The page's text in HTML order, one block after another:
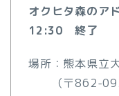
オクヒタ森のア
12:30 終了
場所：熊本県立
（〒862-